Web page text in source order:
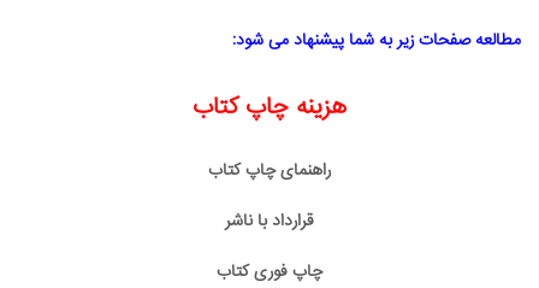
مطالعه صفحات زیر به شما پیشنهاد می شود:
هزینه چاپ کتاب
راهنمای چاپ کتاب
قرارداد با ناشر
چاپ فوری کتاب